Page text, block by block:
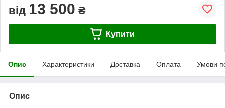
від 13 500 ₴
Купити
Опис Характеристики Доставка Оплата Умови
Опис